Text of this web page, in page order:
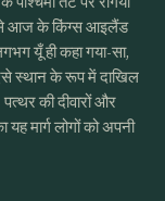
इसे आज के किंग्स आइलैंड
यूँ ही कहा गया-सा,
स्थान के रूप में दाखिल
की दीवारों और
मार्ग लोगों को अपनी